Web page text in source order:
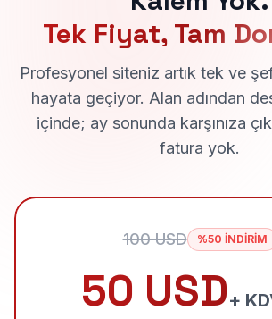
Tek Fiyat, Tam
Profesyonel siteniz artık tek ve
hayata geçiyor. Alan adından
içinde; ay sonunda karşınıza
fatura yok.
100 USD %50 İNDİRİM
50 USD+